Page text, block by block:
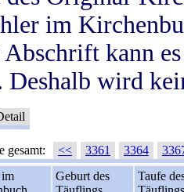
im
kann
Deshalb wird
gesamt: << 3361 3364
Geburt des
Taufe